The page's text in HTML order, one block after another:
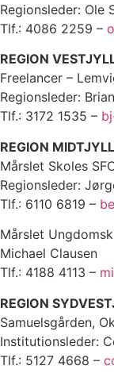
Regionsleder: Ole
Tlf.: 4086 2259 –
REGION
Freelancer –
Regionsleder:
Tlf.: 3172 1535 –
REGION
Mårslet Skoles
Regionsleder:
Tlf.: 6110 6819 –
Mårslet
Michael Clausen
Tlf.: 4188 4113 –
REGION
Samuelsgården,
Institutionsleder:
Tlf.: 5127 4668 –